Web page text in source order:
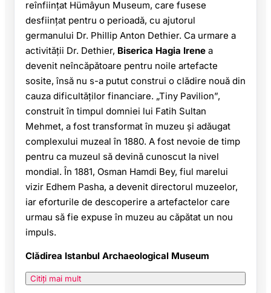
reînființat Hümâyun Museum, care fusese
desființat pentru o perioadă, cu ajutorul
germanului Dr. Phillip Anton Dethier. Ca urmare a
activității Dr. Dethier, Biserica Hagia Irene a
devenit neîncăpătoare pentru noile artefacte
sosite, însă nu s-a putut construi o clădire nouă din
cauza dificultăților financiare. „Tiny Pavilion”,
construit în timpul domniei lui Fatih Sultan
Mehmet, a fost transformat în muzeu și adăugat
complexului muzeal în 1880. A fost nevoie de timp
pentru ca muzeul să devină cunoscut la nivel
mondial. În 1881, Osman Hamdi Bey, fiul marelui
vizir Edhem Pasha, a devenit directorul muzeelor,
iar eforturile de descoperire a artefactelor care
urmau să fie expuse în muzeu au căpătat un nou
impuls.
Clădirea Istanbul Archaeological Museum
Citiți mai mult